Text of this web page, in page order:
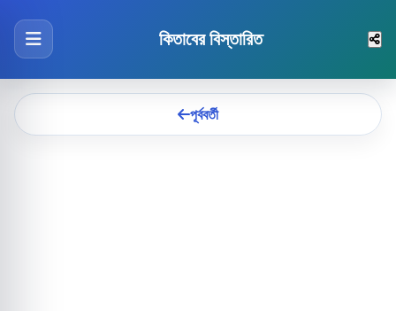
কিতাবের বিস্তারিত
পূর্ববর্তী